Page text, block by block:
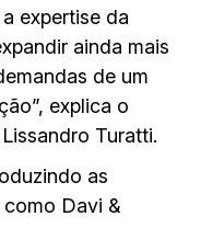
expertise da
ainda mais
de um
explica o
Turatti.
as
Davi &